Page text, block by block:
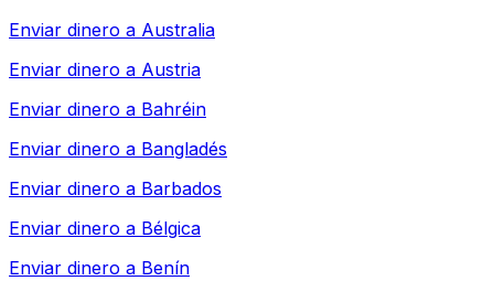
Enviar dinero a Australia
Enviar dinero a Austria
Enviar dinero a Bahréin
Enviar dinero a Bangladés
Enviar dinero a Barbados
Enviar dinero a Bélgica
Enviar dinero a Benín